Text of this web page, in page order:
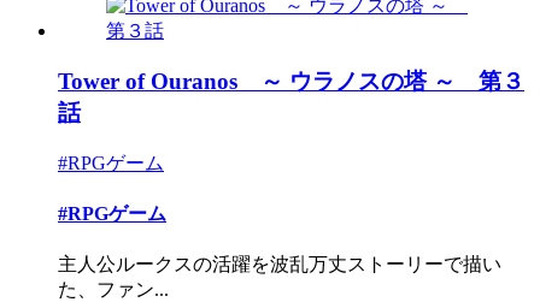
Tower of Ouranos ～ ウラノスの塔 ～ 第３
話
#RPGゲーム
#RPGゲーム
主人公ルークスの活躍を波乱万丈ストーリーで描い
た、ファン...